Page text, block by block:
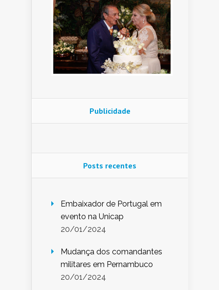
Publicidade
Posts recentes
Embaixador de Portugal em
evento na Unicap
20/01/2024
Mudança dos comandantes
militares em Pernambuco
20/01/2024